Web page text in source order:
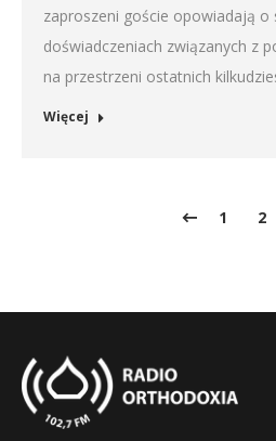
zaproszeni goście opowiadają o
doświadczeniach związanych z
na przestrzeni ostatnich
Więcej
1 2